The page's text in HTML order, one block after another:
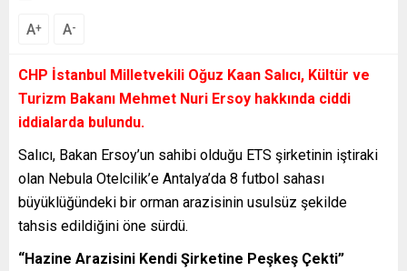
A+ A-
CHP İstanbul Milletvekili Oğuz Kaan Salıcı, Kültür ve
Turizm Bakanı Mehmet Nuri Ersoy hakkında ciddi
iddialarda bulundu.
Salıcı, Bakan Ersoy’un sahibi olduğu ETS şirketinin iştiraki
olan Nebula Otelcilik’e Antalya’da 8 futbol sahası
büyüklüğündeki bir orman arazisinin usulsüz şekilde
tahsis edildiğini öne sürdü.
“Hazine Arazisini Kendi Şirketine Peşkeş Çekti”